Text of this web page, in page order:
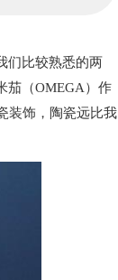
们比较熟悉的两
茄（OMEGA）作
装饰，陶瓷远比我